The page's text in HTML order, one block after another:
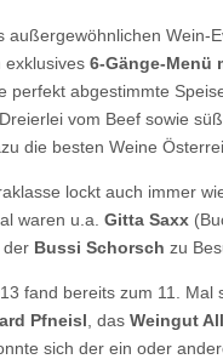
außergewöhnlichen Wein-
exklusives 6-Gänge-Menü
perfekt abgestimmte
vom Beef sowie
die besten Weine
lockt auch immer
waren u.a. Gitta Saxx
derBussi Schorsch zu
fand bereits zum 11. Mal
Pfneisl , das Weingut
sich der ein oder